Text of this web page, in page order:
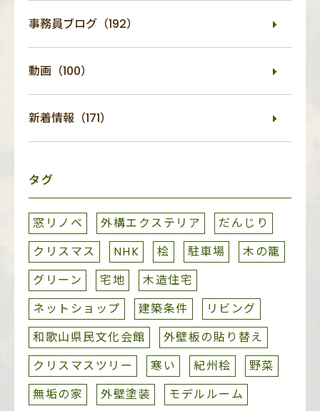
事務員ブログ（192）
動画（100）
新着情報（171）
タグ
窓リノベ 外構エクステリア
だんじり
クリスマス
NHK 桧 駐車場
木の籠
グリーン
宅地
木造住宅
ネットショップ
建築条件
リビング
和歌山県民文化会館
外壁板の貼り替え
クリスマスツリー
寒い 紀州桧
野菜
無垢の家
外壁塗装
モデルルーム